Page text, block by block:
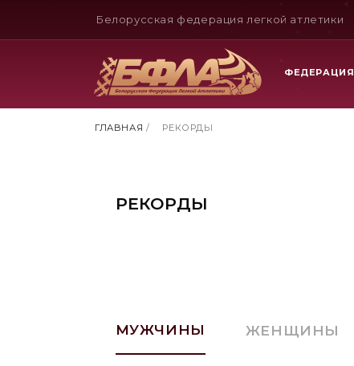
Белорусская федерация легкой атлетики
ФЕДЕРАЦИЯ
ГЛАВНАЯ / РЕКОРДЫ
РЕКОРДЫ
МУЖЧИНЫ ЖЕНЩИНЫ